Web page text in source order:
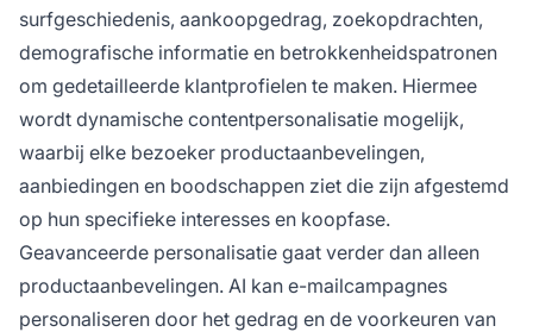
surfgeschiedenis, aankoopgedrag, zoekopdrachten,
demografische informatie en betrokkenheidspatronen
om gedetailleerde klantprofielen te maken. Hiermee
wordt dynamische contentpersonalisatie mogelijk,
waarbij elke bezoeker productaanbevelingen,
aanbiedingen en boodschappen ziet die zijn afgestemd
op hun specifieke interesses en koopfase.
Geavanceerde personalisatie gaat verder dan alleen
productaanbevelingen. AI kan e-mailcampagnes
personaliseren door het gedrag en de voorkeuren van